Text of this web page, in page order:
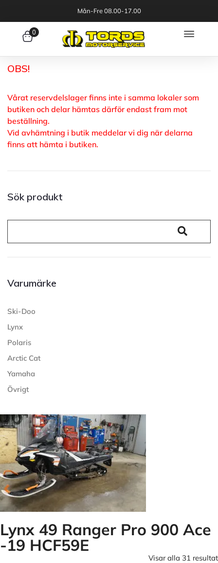
Mån-Fre 08.00-17.00
0
OBS!
Vårat reservdelslager finns inte i samma lokaler som
butiken och delar hämtas därför endast fram mot
beställning.
Vid avhämtning i butik meddelar vi dig när delarna
finns att hämta i butiken.
Sök produkt
Varumärke
Ski-Doo
Lynx
Polaris
Arctic Cat
Yamaha
Övrigt
Lynx 49 Ranger Pro 900 Ace
-19 HCF59E
Visar alla 31 resultat